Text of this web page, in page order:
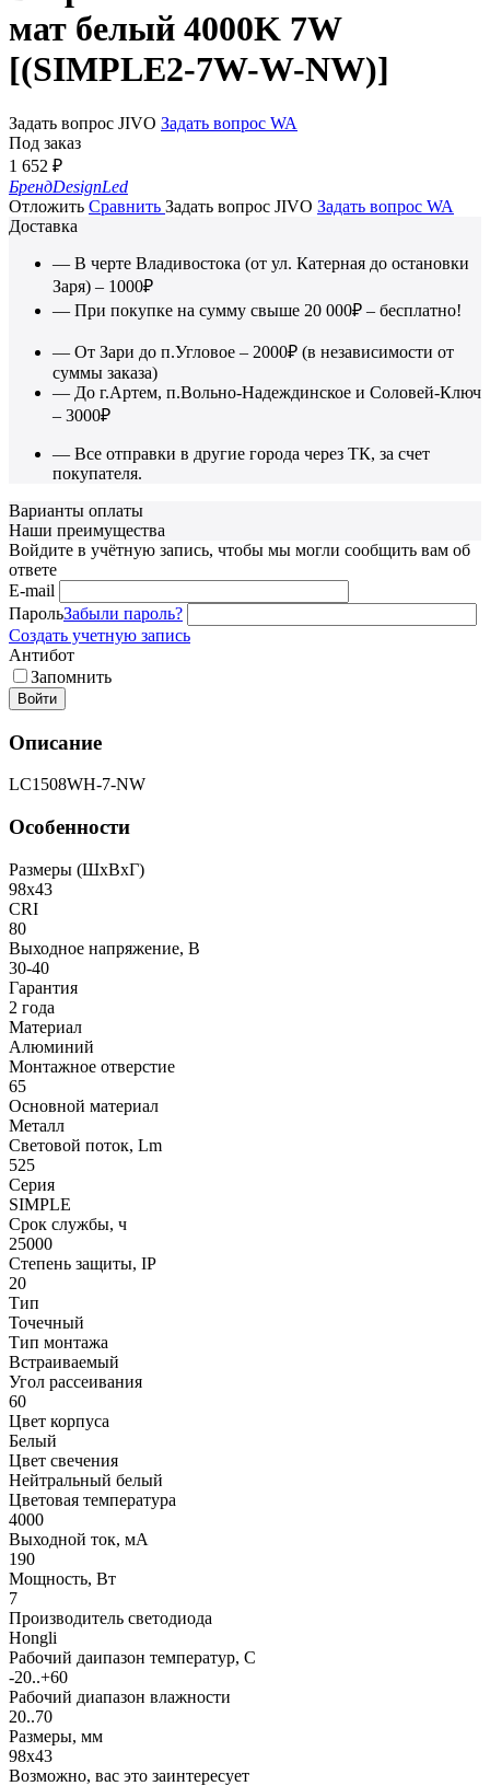
мат белый 4000K 7W
[(SIMPLE2-7W-W-NW)]
Задать вопрос JIVO Задать вопрос WA
Под заказ
1 652 ₽
БрендDesignLed
Отложить Сравнить Задать вопрос JIVO Задать вопрос WA
Доставка
— В черте Владивостока (от ул. Катерная до остановки
Заря) – 1000₽
— При покупке на сумму свыше 20 000₽ – бесплатно!
— От Зари до п.Угловое – 2000₽ (в независимости от
суммы заказа)
— До г.Артем, п.Вольно-Надеждинское и Соловей-Ключ
– 3000₽
— Все отправки в другие города через ТК, за счет
покупателя.
Варианты оплаты
Наши преимущества
Войдите в учётную запись, чтобы мы могли сообщить вам об
ответе
E-mail
ПарольЗабыли пароль?
Создать учетную запись
Антибот
Запомнить
Войти
Описание
LC1508WH-7-NW
Особенности
Размеры (ШxВxГ)
98x43
CRI
80
Выходное напряжение, В
30-40
Гарантия
2 года
Материал
Алюминий
Монтажное отверстие
65
Основной материал
Металл
Световой поток, Lm
525
Серия
SIMPLE
Срок службы, ч
25000
Степень защиты, IP
20
Тип
Точечный
Тип монтажа
Встраиваемый
Угол рассеивания
60
Цвет корпуса
Белый
Цвет свечения
Нейтральный белый
Цветовая температура
4000
Выходной ток, мА
190
Мощность, Вт
7
Производитель светодиода
Hongli
Рабочий даипазон температур, С
-20..+60
Рабочий диапазон влажности
20..70
Размеры, мм
98x43
Возможно, вас это заинтересует